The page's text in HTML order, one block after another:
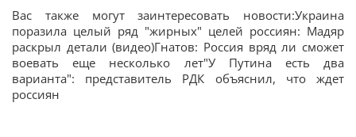
Вас также могут заинтересовать новости:Украина
поразила целый ряд "жирных" целей россиян: Мадяр
раскрыл детали (видео)Гнатов: Россия вряд ли сможет
воевать еще несколько лет"У Путина есть два
варианта": представитель РДК объяснил, что ждет
россиян